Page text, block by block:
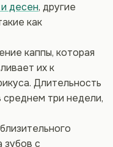
десен, другие
как
каппы, которая
их к
Длительность
три недели,
с